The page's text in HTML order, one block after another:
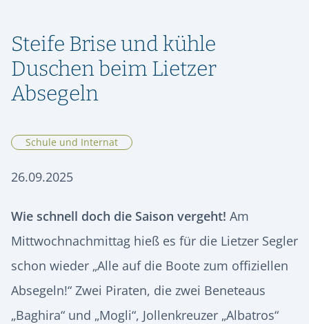
VIER GESPRÄCHE. VIER LEBENSWEGE.
Vier junge Menschen erzählen, was von ihrer Zeit an der Hermann
Lietz-Schule geblieben ist.
ALUMNI
FÖRDERVEREIN
HSHS-JOBS
PODCAST | LIETZ SPIEKEROOG
LIETZ IM TV
KOOPERATIONEN
KONTAKT & ANREISE
PRESSE
SPIEKEROOG
Steife Brise und kühle
Duschen beim Lietzer
Absegeln
Schule und Internat
26.09.2025
Wie schnell doch die Saison vergeht! Am
Mittwochnachmittag hieß es für die Lietzer Segler
schon wieder „Alle auf die Boote zum offiziellen
Absegeln!“ Zwei Piraten, die zwei Beneteaus
„Baghira“ und „Mogli“, Jollenkreuzer „Albatros“